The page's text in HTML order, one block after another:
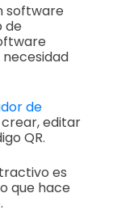
software
de
de
editar
QR.
es
que hace